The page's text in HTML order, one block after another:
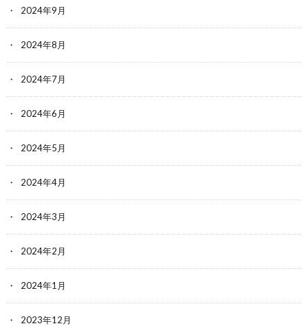
2024年9月
2024年8月
2024年7月
2024年6月
2024年5月
2024年4月
2024年3月
2024年2月
2024年1月
2023年12月